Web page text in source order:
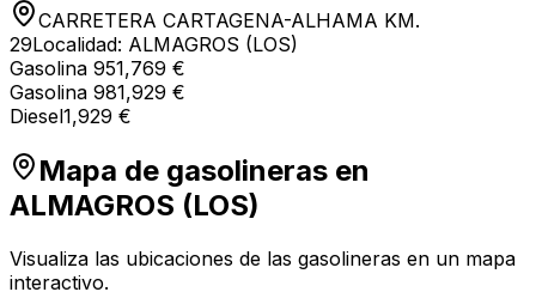
CARRETERA CARTAGENA-ALHAMA KM.
29Localidad: ALMAGROS (LOS)
Gasolina 951,769 €
Gasolina 981,929 €
Diesel1,929 €
Mapa de gasolineras en
ALMAGROS (LOS)
Visualiza las ubicaciones de las gasolineras en un mapa
interactivo.